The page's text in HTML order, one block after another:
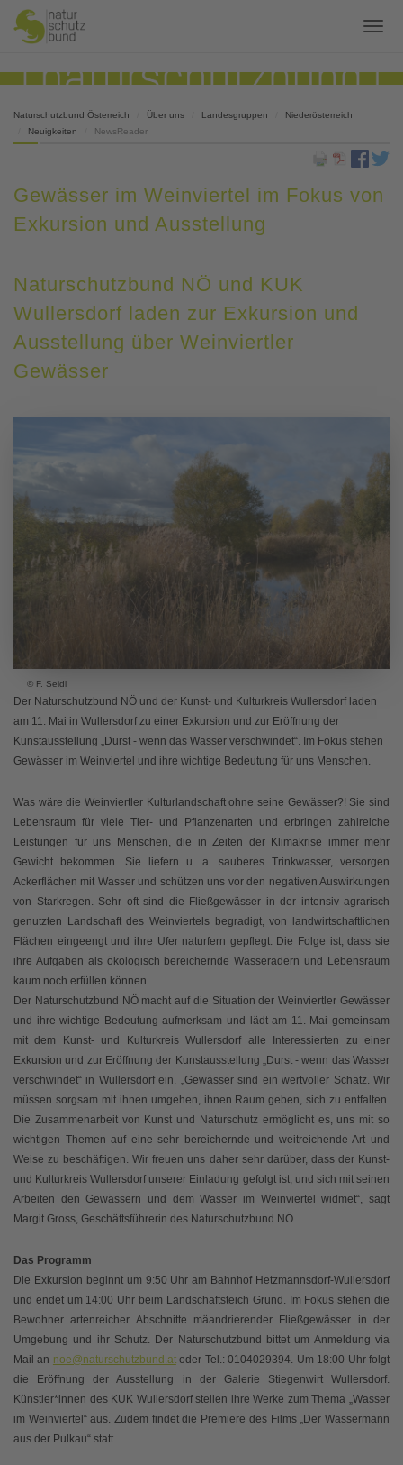
Naturschutzbund Österreich Über uns Landesgruppen
Niederösterreich
Neuigkeiten
NewsReader
Gewässer im Weinviertel im Fokus von
Exkursion und Ausstellung
Naturschutzbund NÖ und KUK
Wullersdorf laden zur Exkursion und
Ausstellung über Weinviertler
Gewässer
© F. Seidl
Der Naturschutzbund NÖ und der Kunst- und Kulturkreis Wullersdorf laden
am 11. Mai in Wullersdorf zu einer Exkursion und zur Eröffnung der
Kunstausstellung „Durst - wenn das Wasser verschwindet“. Im Fokus stehen
Gewässer im Weinviertel und ihre wichtige Bedeutung für uns Menschen.
Was wäre die Weinviertler Kulturlandschaft ohne seine Gewässer?! Sie sind
Lebensraum für viele Tier- und Pflanzenarten und erbringen zahlreiche
Leistungen für uns Menschen, die in Zeiten der Klimakrise immer mehr
Gewicht bekommen. Sie liefern u. a. sauberes Trinkwasser, versorgen
Ackerflächen mit Wasser und schützen uns vor den negativen Auswirkungen
von Starkregen. Sehr oft sind die Fließgewässer in der intensiv agrarisch
genutzten Landschaft des Weinviertels begradigt, von landwirtschaftlichen
Flächen eingeengt und ihre Ufer naturfern gepflegt. Die Folge ist, dass sie
ihre Aufgaben als ökologisch bereichernde Wasseradern und Lebensraum
kaum noch erfüllen können.
Der Naturschutzbund NÖ macht auf die Situation der Weinviertler Gewässer
und ihre wichtige Bedeutung aufmerksam und lädt am 11. Mai gemeinsam
mit dem Kunst- und Kulturkreis Wullersdorf alle Interessierten zu einer
Exkursion und zur Eröffnung der Kunstausstellung „Durst - wenn das Wasser
verschwindet“ in Wullersdorf ein. „Gewässer sind ein wertvoller Schatz. Wir
müssen sorgsam mit ihnen umgehen, ihnen Raum geben, sich zu entfalten.
Die Zusammenarbeit von Kunst und Naturschutz ermöglicht es, uns mit so
wichtigen Themen auf eine sehr bereichernde und weitreichende Art und
Weise zu beschäftigen. Wir freuen uns daher sehr darüber, dass der Kunst-
und Kulturkreis Wullersdorf unserer Einladung gefolgt ist, und sich mit seinen
Arbeiten den Gewässern und dem Wasser im Weinviertel widmet“, sagt
Margit Gross, Geschäftsführerin des Naturschutzbund NÖ.
Das Programm
Die Exkursion beginnt um 9:50 Uhr am Bahnhof Hetzmannsdorf-Wullersdorf
und endet um 14:00 Uhr beim Landschaftsteich Grund. Im Fokus stehen die
Bewohner artenreicher Abschnitte mäandrierender Fließgewässer in der
Umgebung und ihr Schutz. Der Naturschutzbund bittet um Anmeldung via
Mail an noe@naturschutzbund.atoder Tel.: 0104029394. Um 18:00 Uhr folgt
die Eröffnung der Ausstellung in der Galerie Stiegenwirt Wullersdorf.
Künstler*innen des KUK Wullersdorf stellen ihre Werke zum Thema „Wasser
im Weinviertel“ aus. Zudem findet die Premiere des Films „Der Wassermann
aus der Pulkau“ statt.